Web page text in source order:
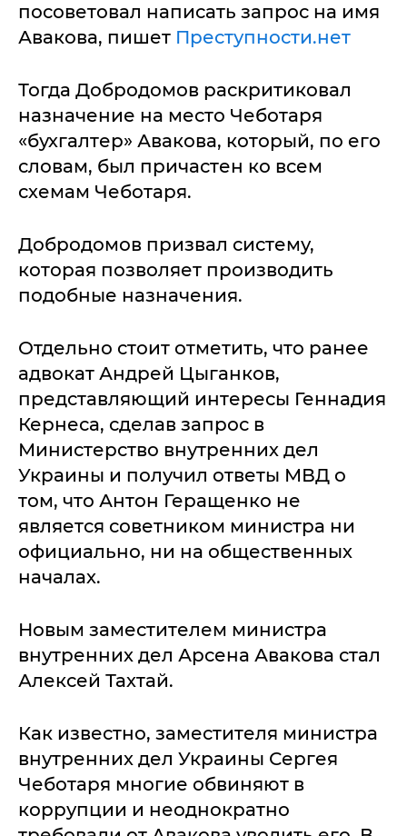
посоветовал написать запрос на имя
Авакова, пишет Преступности.нет
Тогда Добродомов раскритиковал
назначение на место Чеботаря
«бухгалтер» Авакова, который, по его
словам, был причастен ко всем
схемам Чеботаря.
Добродомов призвал систему,
которая позволяет производить
подобные назначения.
Отдельно стоит отметить, что ранее
адвокат Андрей Цыганков,
представляющий интересы Геннадия
Кернеса, сделав запрос в
Министерство внутренних дел
Украины и получил ответы МВД о
том, что Антон Геращенко не
является советником министра ни
официально, ни на общественных
началах.
Новым заместителем министра
внутренних дел Арсена Авакова стал
Алексей Тахтай.
Как известно, заместителя министра
внутренних дел Украины Сергея
Чеботаря многие обвиняют в
коррупции и неоднократно